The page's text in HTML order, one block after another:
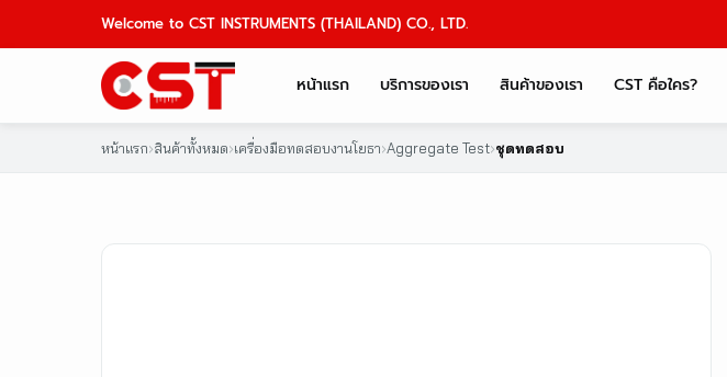
Welcome to CST INSTRUMENTS (THAILAND) CO., LTD.
หน้าแรก บริการของเรา สินค้าของเรา CST คือใคร?
หน้าแรก›สินค้าทั้งหมด›เครื่องมือทดสอบงานโยธา›Aggregate Test›ชุดทดสอบ